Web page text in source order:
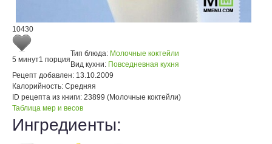
10430
5 минут1 порция
Тип блюда: Молочные коктейли
Вид кухни: Повседневная кухня
Рецепт добавлен: 13.10.2009
Калорийность: Средняя
ID рецепта из книги: 23899 (Молочные коктейли)
Таблица мер и весов
Ингредиенты: